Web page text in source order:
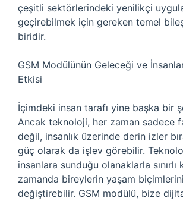
çeşitli sektörlerindeki yenilikçi
geçirebilmek için gereken temel
biridir.
GSM Modülünün Geleceği ve
Etkisi
İçimdeki insan tarafı yine başka bir
Ancak teknoloji, her zaman sadece
değil, insanlık üzerinde derin izler
güç olarak da işlev görebilir.
insanlara sunduğu olanaklarla sınırlı
zamanda bireylerin yaşam
değiştirebilir. GSM modülü, bize